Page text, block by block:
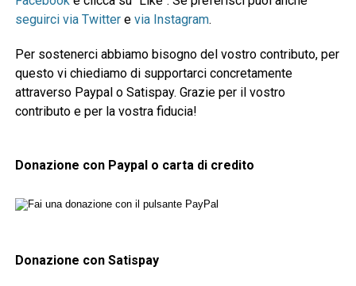
seguirci via Twittere via Instagram.
Per sostenerci abbiamo bisogno del vostro contributo, per
questo vi chiediamo di supportarci concretamente
attraverso Paypal o Satispay. Grazie per il vostro
contributo e per la vostra fiducia!
Donazione con Paypal o carta di credito
Donazione con Satispay